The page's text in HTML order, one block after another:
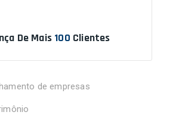
De Mais 100 Clientes
de empresas